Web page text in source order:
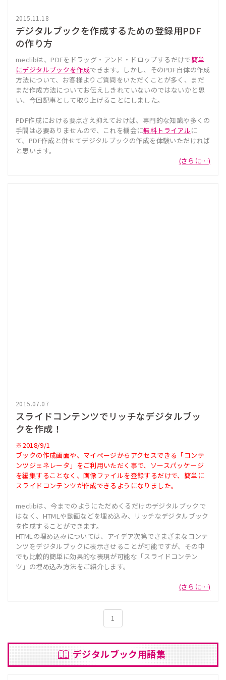
2015.11.18
デジタルブックを作成するための登録用PDF
の作り方
meclibは、PDFをドラッグ・アンド・ドロップするだけで簡単
にデジタルブックを作成できます。しかし、そのPDF自体の作成
方法について、お客様よりご質問をいただくことが多く、まだ
まだ作成方法についてお伝えしきれていないのではないかと思
い、今回記事として取り上げることにしました。
PDF作成における要点さえ抑えておけば、専門的な知識や多くの
手間は必要ありませんので、これを機会に無料トライアルに
て、PDF作成と併せてデジタルブックの作成を体験いただければ
と思います。
(さらに…)
2015.07.07
スライドコンテンツでリッチなデジタルブッ
クを作成！
※2018/9/1
ブックの作成画面や、マイページからアクセスできる「コンテ
ンツジェネレータ」をご利用いただく事で、ソースパッケージ
を編集することなく、画像ファイルを登録するだけで、簡単に
スライドコンテンツが作成できるようになりました。
meclibは、今までのようにただめくるだけのデジタルブックで
はなく、HTMLや動画などを埋め込み、リッチなデジタルブック
を作成することができます。
HTMLの埋め込みについては、アイデア次第でさまざまなコンテ
ンツをデジタルブックに表示させることが可能ですが、その中
でも比較的簡単に効果的な表現が可能な「スライドコンテン
ツ」の埋め込み方法をご紹介します。
(さらに…)
1
デジタルブック用語集